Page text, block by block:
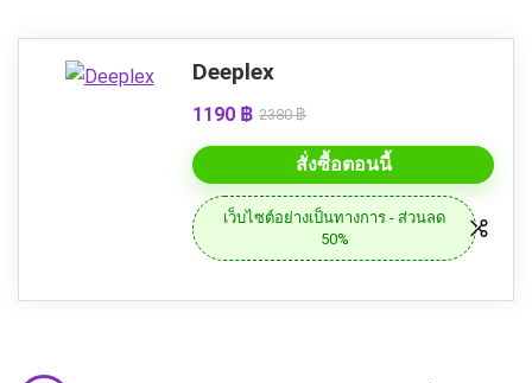
Deeplex
1190 ฿ 2380 ฿
สั่งซื้อตอนนี้
เว็บไซต์อย่างเป็นทางการ - ส่วนลด
50%